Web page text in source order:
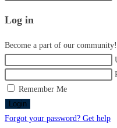
website
Log in
Become a part of our community!
Remember Me
Login
Forgot your password? Get help